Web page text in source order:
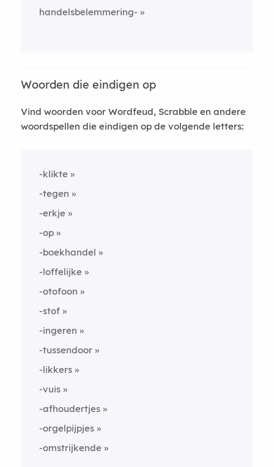
handelsbelemmering-
Woorden die eindigen op
Vind woorden voor Wordfeud, Scrabble en andere
woordspellen die eindigen op de volgende letters:
-klikte
-tegen
-erkje
-op
-boekhandel
-loffelijke
-otofoon
-stof
-ingeren
-tussendoor
-likkers
-vuis
-afhoudertjes
-orgelpijpjes
-omstrijkende